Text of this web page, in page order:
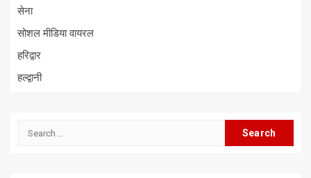
सेना
सोशल मीडिया वायरल
हरिद्वार
हल्द्वानी
Search